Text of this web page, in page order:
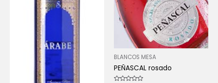
BLANCOS MESA
PEÑASCAL rosado